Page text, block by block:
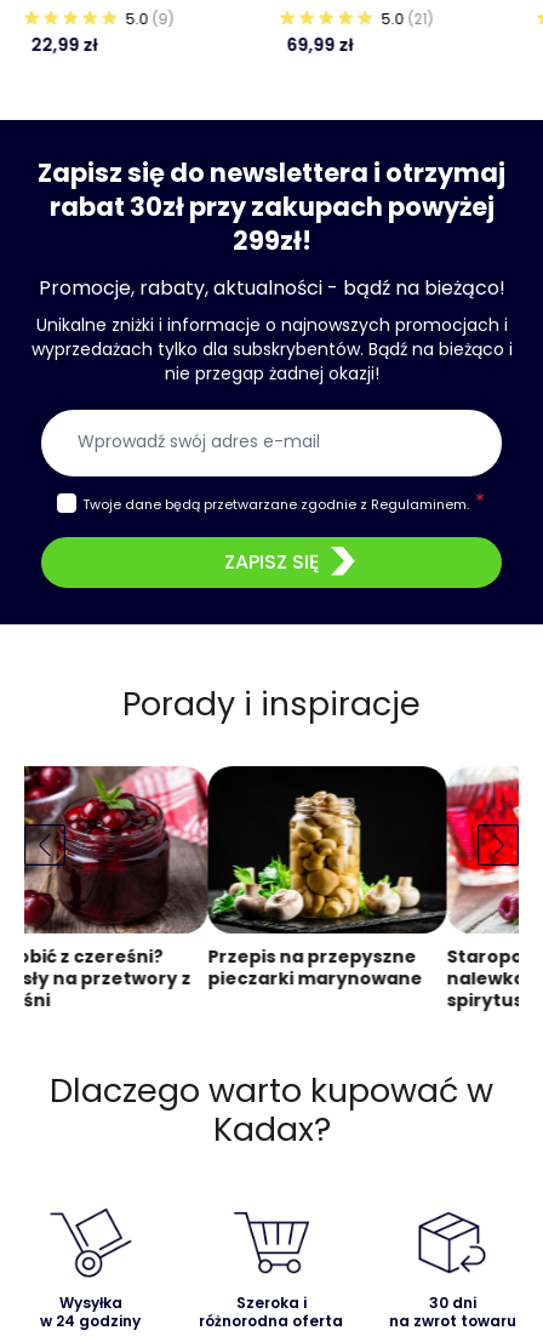
5.0 (9)
22,99 zł
5.0 (21)
69,99 zł
Zapisz się do newslettera i otrzymaj
rabat 30zł przy zakupach powyżej
299zł!
Promocje, rabaty, aktualności - bądź na bieżąco!
Unikalne zniżki i informacje o najnowszych promocjach i
wyprzedażach tylko dla subskrybentów. Bądź na bieżąco i
nie przegap żadnej okazji!
Twoje dane będą przetwarzane zgodnie z Regulaminem.
ZAPISZ SIĘ
Porady i inspiracje
z czereśni?
na przetwory z
Przepis na przepyszne
pieczarki marynowane
nalewka
spirytusie
Dlaczego warto kupować w
Kadax?
Wysyłka
w 24 godziny
Szeroka i
różnorodna oferta
30 dni
na zwrot towaru